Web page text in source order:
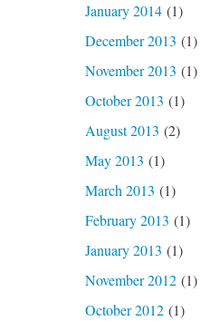
January 2014(1)
December 2013 (1)
November 2013 (1)
October 2013 (1)
August 2013 (2)
May 2013 (1)
March 2013 (1)
February 2013 (1)
January 2013 (1)
November 2012(1)
October 2012(1)